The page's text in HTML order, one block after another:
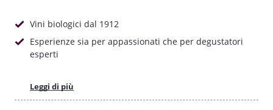
Vini biologici dal 1912
Esperienze sia per appassionati che per degustatori
esperti
Leggi di più